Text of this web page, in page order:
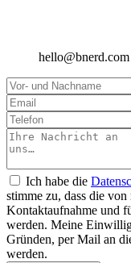
hello@bnerd.com
Vor- und Nachname
Email
Telefon
Placeholder
Ich habe die
stimme zu, dass die
Kontaktaufnahme und
werden. Meine
Gründen, per Mail an
werden.